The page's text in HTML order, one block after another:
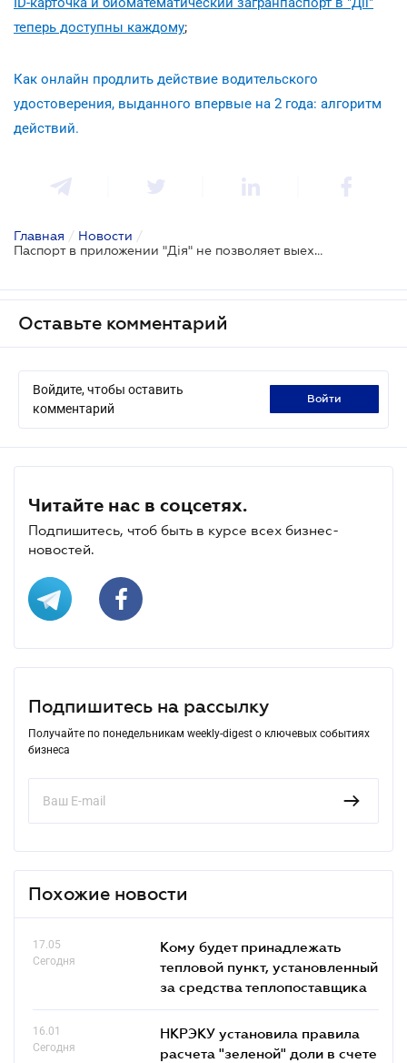
теперь доступны каждому;
Как онлайн продлить действие водительского
удостоверения, выданного впервые на 2 года: алгоритм
действий.
Главная / Новости /
Паспорт в приложении "Дія" не позволяет выехать за границу
Оставьте комментарий
Войдите, чтобы оставить
комментарий
войти
Читайте нас в соцсетях.
Подпишитесь, чтоб быть в курсе всех бизнес-
новостей.
Подпишитесь на рассылку
Получайте по понедельникам weekly-digest о ключевых событиях
бизнеса
Похожие новости
17.05
Сегодня
Кому будет принадлежать
тепловой пункт, установленный
за средства теплопоставщика
16.01
Сегодня
НКРЭКУ установила правила
расчета "зеленой" доли в счете